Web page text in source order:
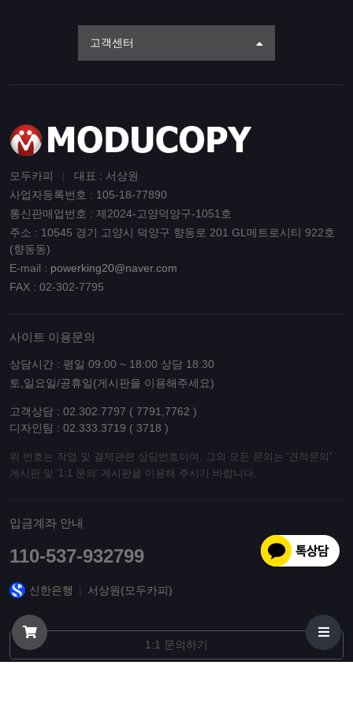
고객센터
모두카피
대표 : 서상원
사업자등록번호 : 105-18-77890
통신판매업번호 : 제2024-고양덕양구-1051호
주소 : 10545 경기 고양시 덕양구 향동로 201 GL메트로시티 922호
(향동동)
E-mail : powerking20@naver.com
FAX : 02-302-7795
사이트 이용문의
상담시간 : 평일 09:00 ~ 18:00 상담 18:30
토,일요일/공휴일(게시판을 이용해주세요)
고객상담 : 02.302.7797 ( 7791,7762 )
디자인팀 : 02.333.3719 ( 3718 )
위 번호는 작업 및 결제관련 상담번호이며, 그외 모든 문의는 '견적문의'
게시판 및 '1:1 문의' 게시판을 이용해 주시기 바랍니다.
입금계좌 안내
110-537-932799
신한은행 서상원(모두카피)
1:1 문의하기